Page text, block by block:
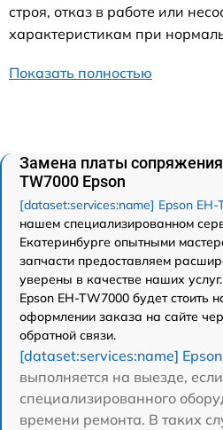
строя, отказ в работе или
характеристикам при
Показать полностью
Замена платы сопряжения
TW7000 Epson
[dataset:services:name] Epson
нашем специализированном
Екатеринбурге опытными
запчасти предоставляем
уверены в качестве наших
Epson EH-TW7000 будет стоить
оформлении заказа на сайте
обратной связи.
[dataset:services:name]
выполняется на выезде,
специализированного
времени ремонта. В таких